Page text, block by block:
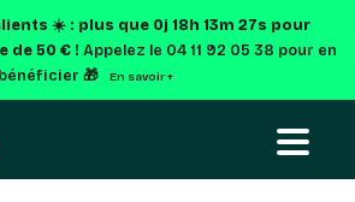
☀️ : plus que 0j 18h 13m 27s pour
de 50 € ! Appelez le 04 11 92 05 38 pour en
bénéficier 🎁
En savoir +